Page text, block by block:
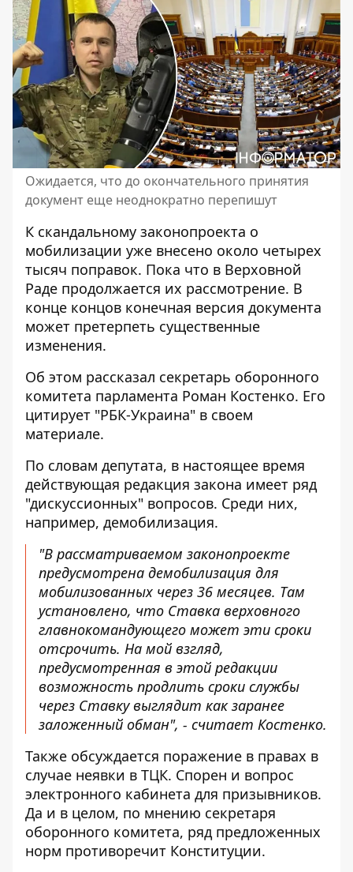
Ожидается, что до окончательного принятия
документ еще неоднократно перепишут
К скандальному законопроекта о
мобилизации уже внесено около четырех
тысяч поправок. Пока что в Верховной
Раде продолжается их рассмотрение. В
конце концов конечная версия документа
может претерпеть существенные
изменения.
Об этом рассказал секретарь оборонного
комитета парламента Роман Костенко. Его
цитирует "РБК-Украина" в своем
материале.
По словам депутата, в настоящее время
действующая редакция закона имеет ряд
"дискуссионных" вопросов. Среди них,
например, демобилизация.
"В рассматриваемом законопроекте
предусмотрена демобилизация для
мобилизованных через 36 месяцев. Там
установлено, что Ставка верховного
главнокомандующего может эти сроки
отсрочить. На мой взгляд,
предусмотренная в этой редакции
возможность продлить сроки службы
через Ставку выглядит как заранее
заложенный обман", - считает Костенко.
Также обсуждается поражение в правах в
случае неявки в ТЦК. Спорен и вопрос
электронного кабинета для призывников.
Да и в целом, по мнению секретаря
оборонного комитета, ряд предложенных
норм противоречит Конституции.